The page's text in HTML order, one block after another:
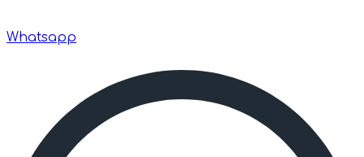
Whatsapp